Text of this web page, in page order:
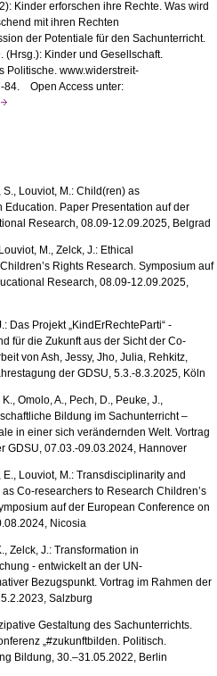
Kinder erforschen ihre Rechte. Was wird
mit ihren Rechten
der Potentiale für den Sachunterricht.
(Hrsg.): Kinder und Gesellschaft.
Politische. www.widerstreit-
84. Open Access unter:
Louviot, M.: Child(ren) as
Education. Paper Presentation auf der
Research, 08.09-12.09.2025, Belgrad
M., Zelck, J.: Ethical
Rights Research. Symposium auf
Research, 08.09-12.09.2025,
Das Projekt „KindErRechteParti“ -
für die Zukunft aus der Sicht der Co-
von Ash, Jessy, Jho, Julia, Rehkitz,
der GDSU, 5.3.-8.3.2025, Köln
Omolo, A., Pech, D., Peuke, J.,
Bildung im Sachunterricht –
in einer sich verändernden Welt. Vortrag
GDSU, 07.03.-09.03.2024, Hannover
Louviot, M.: Transdisciplinarity and
Co-researchers to Research Children’s
auf der European Conference on
Nicosia
Zelck, J.: Transformation in
- entwickelt an der UN-
Bezugspunkt. Vortrag im Rahmen der
Salzburg
Gestaltung des Sachunterrichts.
„#zukunftbilden. Politisch.
Bildung, 30.–31.05.2022, Berlin